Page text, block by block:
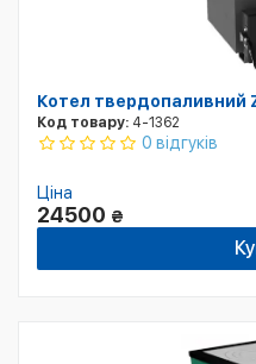
Котел твердопаливний
Код товару: 4-1362
0 відгуків
Ціна
24500 ₴